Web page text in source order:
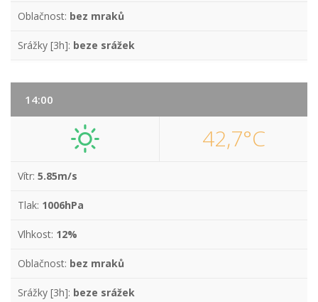
Oblačnost: bez mraků
Srážky [3h]: beze srážek
14:00
42,7°C
Vítr: 5.85m/s
Tlak: 1006hPa
Vlhkost: 12%
Oblačnost: bez mraků
Srážky [3h]: beze srážek